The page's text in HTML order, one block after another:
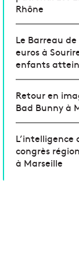
Rhône
Le Barreau
euros à
enfants
Retour en
Bad Bunny à
L’intelligence
congrès
à Marseille